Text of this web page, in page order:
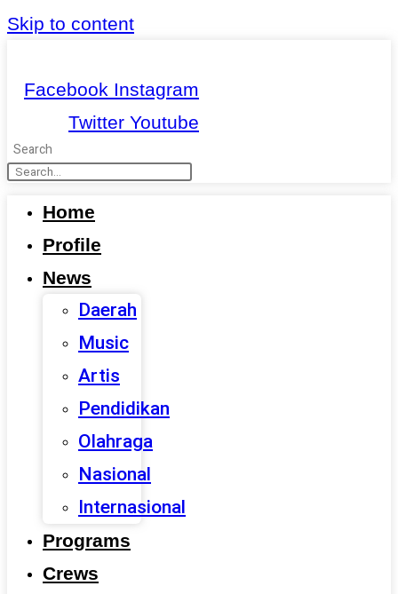
Skip to content
Facebook Instagram
Twitter Youtube
Search
Home
Profile
News
Daerah
Music
Artis
Pendidikan
Olahraga
Nasional
Internasional
Programs
Crews